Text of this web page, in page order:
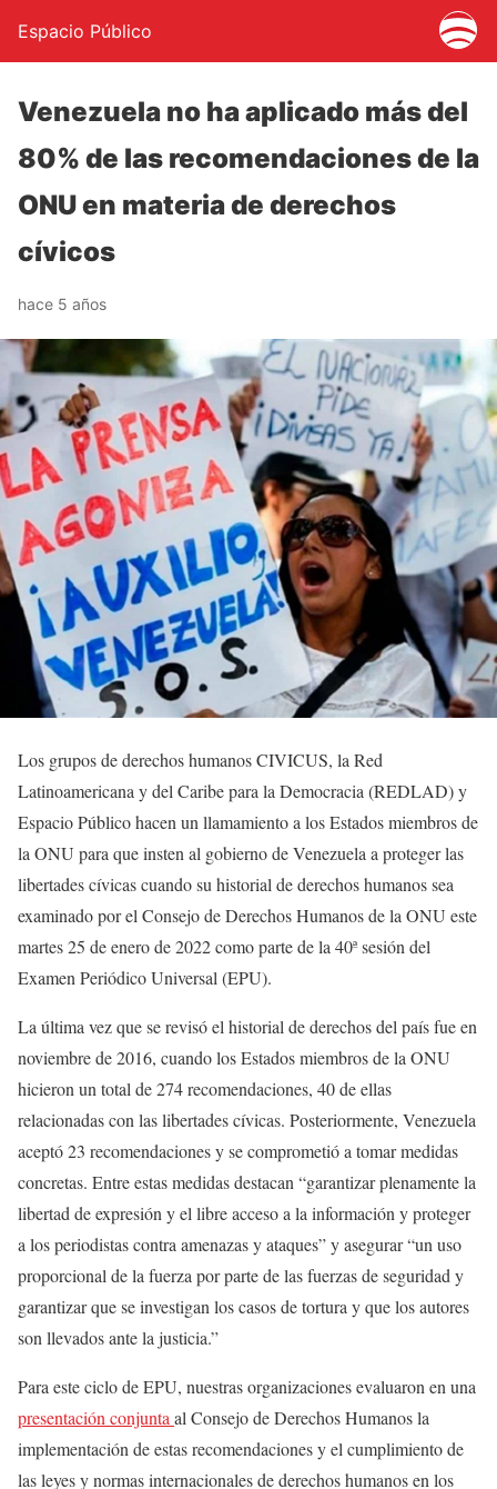
Espacio Público
Venezuela no ha aplicado más del
80% de las recomendaciones de la
ONU en materia de derechos
cívicos
hace 5 años
Los grupos de derechos humanos CIVICUS, la Red
Latinoamericana y del Caribe para la Democracia (REDLAD) y
Espacio Público hacen un llamamiento a los Estados miembros de
la ONU para que insten al gobierno de Venezuela a proteger las
libertades cívicas cuando su historial de derechos humanos sea
examinado por el Consejo de Derechos Humanos de la ONU este
martes 25 de enero de 2022 como parte de la 40ª sesión del
Examen Periódico Universal (EPU).
La última vez que se revisó el historial de derechos del país fue en
noviembre de 2016, cuando los Estados miembros de la ONU
hicieron un total de 274 recomendaciones, 40 de ellas
relacionadas con las libertades cívicas. Posteriormente, Venezuela
aceptó 23 recomendaciones y se comprometió a tomar medidas
concretas. Entre estas medidas destacan “garantizar plenamente la
libertad de expresión y el libre acceso a la información y proteger
a los periodistas contra amenazas y ataques” y asegurar “un uso
proporcional de la fuerza por parte de las fuerzas de seguridad y
garantizar que se investigan los casos de tortura y que los autores
son llevados ante la justicia.”
Para este ciclo de EPU, nuestras organizaciones evaluaron en una
presentación conjunta al Consejo de Derechos Humanos la
implementación de estas recomendaciones y el cumplimiento de
las leyes y normas internacionales de derechos humanos en los